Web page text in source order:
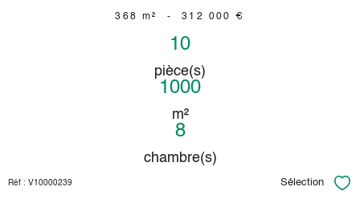
368 m² - 312 000 €
10
pièce(s)
1000
m²
8
chambre(s)
Réf : V10000239 Sélection